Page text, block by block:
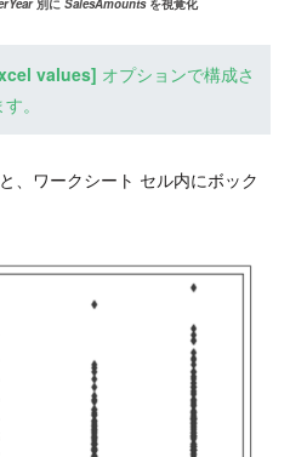
values] オプションで構成さ
。
、ワークシート セル内にボック